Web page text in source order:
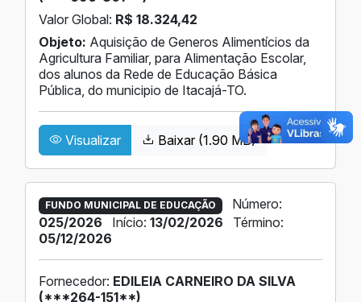
Valor Global: R$ 18.324,42
Objeto: Aquisição de Generos Alimentícios da
Agricultura Familiar, para Alimentação Escolar,
dos alunos da Rede de Educação Básica
Pública, do municipio de Itacajá-TO.
Visualizar Baixar (1.90 MB)
FUNDO MUNICIPAL DE EDUCAÇÃO
Número:
025/2026
Início: 13/02/2026
Término:
05/12/2026
Fornecedor: EDILEIA CARNEIRO DA SILVA
(***264-151**)